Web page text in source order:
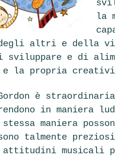
la
degli altri e della
sviluppare e di
e la propria
è
in maniera
maniera
talmente
attitudini musicali